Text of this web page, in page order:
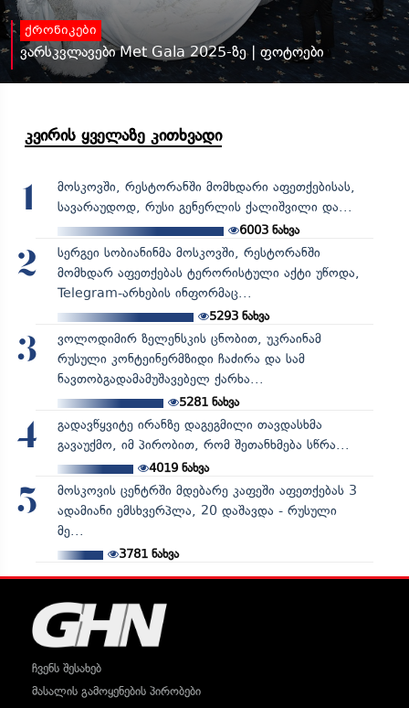
ქრონიკები
ვარსკვლავები Met Gala 2025-ზე | ფოტოები
კვირის ყველაზე კითხვადი
1
მოსკოვში, რესტორანში მომხდარი აფეთქებისას,
სავარაუდოდ, რუსი გენერლის ქალიშვილი და...
6003 ნახვა
2
სერგეი სობიანინმა მოსკოვში, რესტორანში
მომხდარ აფეთქებას ტერორისტული აქტი უწოდა,
Telegram-არხების ინფორმაც...
5293ნახვა
3
ვოლოდიმირ ზელენსკის ცნობით, უკრაინამ
რუსული კონტეინერმზიდი ჩაძირა და სამ
ნავთობგადამამუშავებელ ქარხა...
5281ნახვა
4
გადავწყვიტე ირანზე დაგეგმილი თავდასხმა
გავაუქმო, იმ პირობით, რომ შეთანხმება სწრა...
4019ნახვა
5
მოსკოვის ცენტრში მდებარე კაფეში აფეთქებას 3
ადამიანი ემსხვერპლა, 20 დაშავდა - რუსული
მე...
3781ნახვა
ჩვენს შესახებ
მასალის გამოყენების პირობები